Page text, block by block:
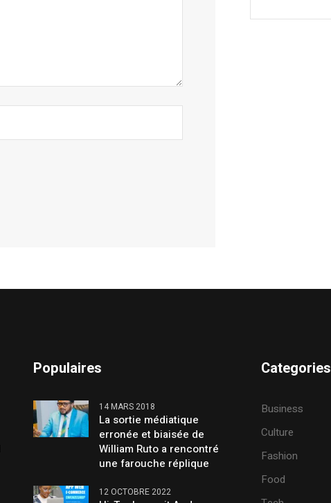
Populaires
14 MARS 2018
La sortie médiatique
erronée et biaisée de
William Ruto a rencontré
une farouche réplique
12 OCTOBRE 2022
Categories
Business
Culture
Fashion
Food